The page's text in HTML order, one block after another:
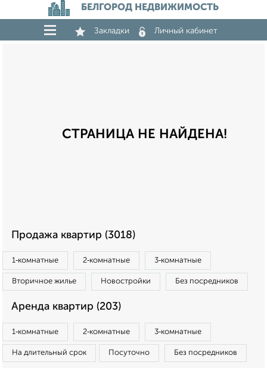
БЕЛГОРОД НЕДВИЖИМОСТЬ
Закладки Личный кабинет
СТРАНИЦА НЕ НАЙДЕНА!
Продажа квартир (3018)
1‑комнатные 2‑комнатные 3‑комнатные
Вторичное жилье Новостройки Без посредников
Аренда квартир (203)
1‑комнатные 2‑комнатные 3‑комнатные
На длительный срок Посуточно Без посредников